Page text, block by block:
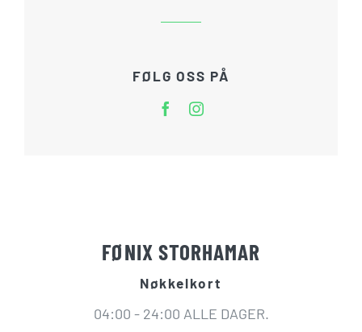
FØLG OSS PÅ
FØNIX STORHAMAR
Nøkkelkort
04:00 - 24:00 ALLE DAGER.